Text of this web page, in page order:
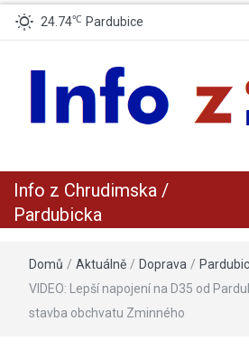
24.74℃ Pardubice
Info z Chrudimska /
Pardubicka
Domů / Aktuálně / Doprava /
VIDEO: Lepší napojení na D35 od
stavba obchvatu Zminného